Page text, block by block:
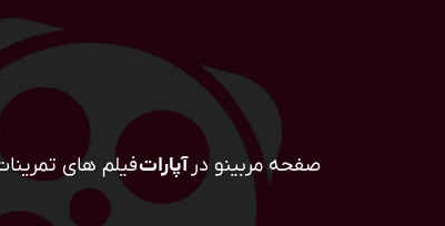
صفحه مربینو در آپاراتفیلم های